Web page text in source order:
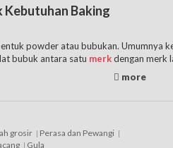
Kebutuhan Baking
powder atau bubukan. Umumnya
bubuk antara satu merkdengan merk
memang sudah tak diragukan lagi
grosir
Perasa dan Pewangi
Gula